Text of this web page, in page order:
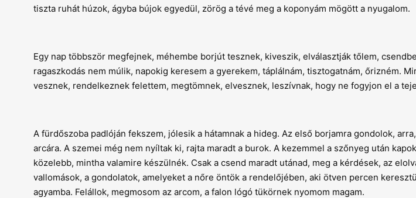
tiszta ruhát húzok, ágyba bújok egyedül, zörög a tévé meg a koponyám mögött a nyugalom.
Egy nap többször megfejnek, méhembe borjút tesznek, kiveszik, elválasztják tőlem,
ragaszkodás nem múlik, napokig keresem a gyerekem, táplálnám, tisztogatnám, őrizném.
vesznek, rendelkeznek felettem, megtömnek, elvesznek, leszívnak, hogy ne fogyjon el a
A fürdőszoba padlóján fekszem, jólesik a hátamnak a hideg. Az első borjamra gondolok,
arcára. A szemei még nem nyíltak ki, rajta maradt a burok. A kezemmel a szőnyeg után
közelebb, mintha valamire készülnék. Csak a csend maradt utánad, meg a kérdések, az
vallomások, a gondolatok, amelyeket a nőre öntök a rendelőjében, aki ötven percen
agyamba. Felállok, megmosom az arcom, a falon lógó tükörnek nyomom magam.